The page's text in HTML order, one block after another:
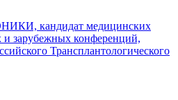
кандидат медицинских
и зарубежных конференций,
Трансплантологического